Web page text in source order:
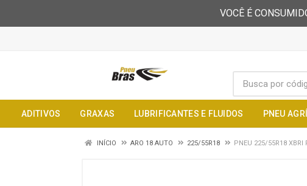
VOCÊ É
ADITIVOS GRAXAS LUBRIFICANTES E FLUIDOS PNEU
INÍCIO ARO 18 AUTO 225/55R18 PNEU 225/55R18 XBRI